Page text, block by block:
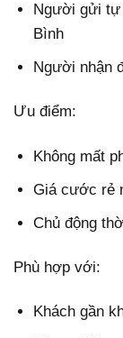
Người gửi tự
Bình
Người nhận
Ưu điểm:
Không mất
Giá cước rẻ
Chủ động
Phù hợp với:
Khách gần